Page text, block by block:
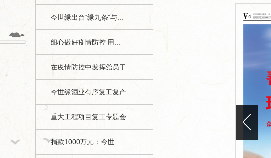
今世缘出台“缘九条”与...
细心做好疫情防控 用...
在疫情防控中发挥党员干...
今世缘酒业有序复工复产
重大工程项目复工专题会...
捐款1000万元：今世...